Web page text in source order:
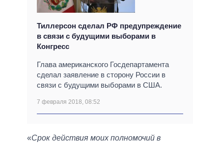
Тиллерсон сделал РФ предупреждение
в связи с будущими выборами в
Конгресс
Глава американского Госдепартамента
сделал заявление в сторону России в
связи с будущими выборами в США.
7 февраля 2018, 08:52
«Срок действия моих полномочий в